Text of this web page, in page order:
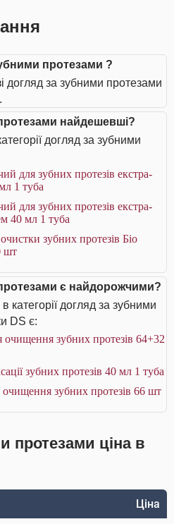
протезами ?
догляд за зубними протезами
найдешевші?
догляд за зубними
для зубних протезів екстра-
1 туба
для зубних протезів екстра-
40 мл 1 туба
зубних протезів Біо
шт
є найдорожчими?
догляд за зубними
DS є:
зубних протезів 64+32
зубних протезів 40 мл 1 туба
зубних протезів 66 шт
протезами ціна в
Ціна